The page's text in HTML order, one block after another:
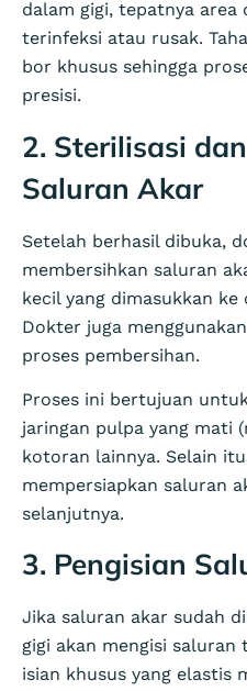
dalam gigi, tepatnya area
terinfeksi atau rusak.
bor khusus sehingga
presisi.
2. Sterilisasi
Saluran Akar
Setelah berhasil dibuka,
membersihkan saluran
kecil yang dimasukkan
Dokter juga
proses pembersihan.
Proses ini bertujuan
jaringan pulpa yang mati
kotoran lainnya. Selain
mempersiapkan saluran
selanjutnya.
3. Pengisian
Jika saluran akar sudah
gigi akan mengisi saluran
isian khusus yang elastis